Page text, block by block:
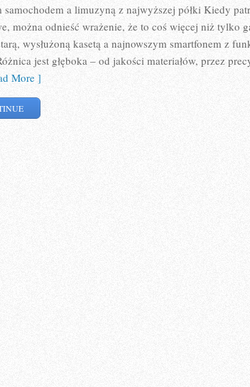
samochodem a limuzyną z najwyższej półki Kiedy
można odnieść wrażenie, że to coś więcej niż tylko
wysłużoną kasetą a najnowszym smartfonem z
jest głęboka – od jakości materiałów, przez
More ]